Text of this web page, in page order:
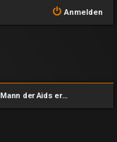
Anmelden
Der Mann der Aids erschuf"